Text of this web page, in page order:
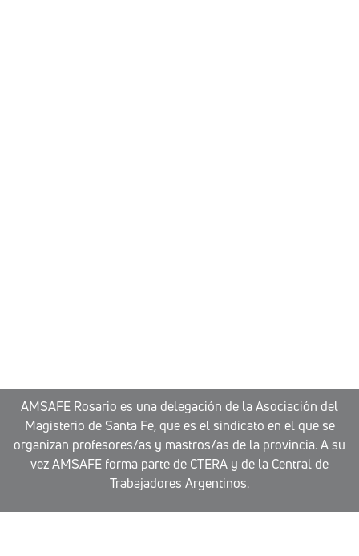
AMSAFE Rosario es una delegación de la Asociación del
Magisterio de Santa Fe, que es el sindicato en el que se
organizan profesores/as y mastros/as de la provincia. A su
vez AMSAFE forma parte de CTERA y de la Central de
Trabajadores Argentinos.